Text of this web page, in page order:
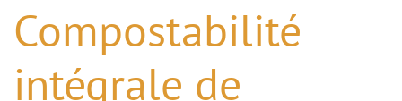
Compostabilité
intégrale de